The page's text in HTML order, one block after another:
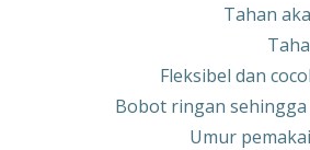
Tahan
Fleksibel dan
Bobot ringan
Umur